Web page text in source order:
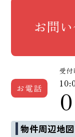
お問
お電話
受付
物件周辺地図